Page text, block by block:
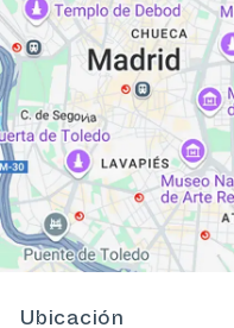
Ubicación